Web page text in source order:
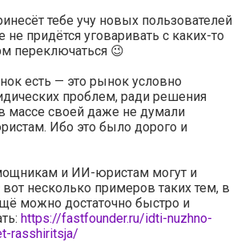
тебе учу новых пользователей
придётся уговаривать с каких-то
переключаться 😉
есть — это рынок условно
проблем, ради решения
массе своей даже не думали
Ибо это было дорого и
и ИИ-юристам могут и
вот несколько примеров таких тем, в
можно достаточно быстро и
https://fastfounder.ru/idti-nuzhno-
rasshiritsja/